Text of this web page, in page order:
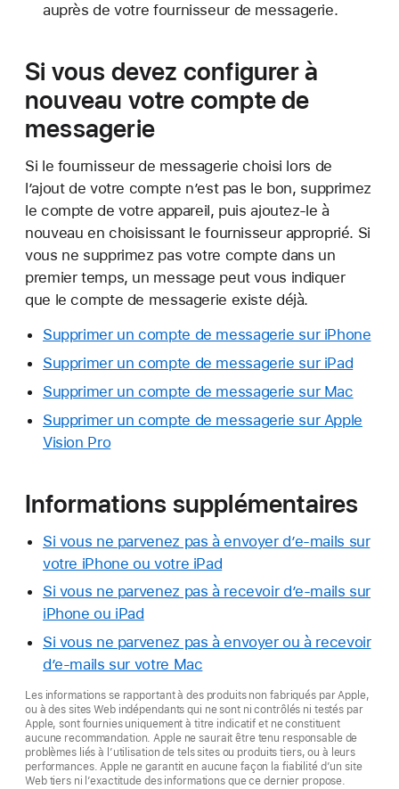
auprès de votre fournisseur de messagerie.
Si vous devez configurer à
nouveau votre compte de
messagerie
Si le fournisseur de messagerie choisi lors de
l’ajout de votre compte n’est pas le bon, supprimez
le compte de votre appareil, puis ajoutez-le à
nouveau en choisissant le fournisseur approprié. Si
vous ne supprimez pas votre compte dans un
premier temps, un message peut vous indiquer
que le compte de messagerie existe déjà.
Supprimer un compte de messagerie sur iPhone
Supprimer un compte de messagerie sur iPad
Supprimer un compte de messagerie sur Mac
Supprimer un compte de messagerie sur Apple
Vision Pro
Informations supplémentaires
Si vous ne parvenez pas à envoyer d’e-mails sur
votre iPhone ou votre iPad
Si vous ne parvenez pas à recevoir d’e-mails sur
iPhone ou iPad
Si vous ne parvenez pas à envoyer ou à recevoir
d’e-mails sur votre Mac
Les informations se rapportant à des produits non fabriqués par Apple,
ou à des sites Web indépendants qui ne sont ni contrôlés ni testés par
Apple, sont fournies uniquement à titre indicatif et ne constituent
aucune recommandation. Apple ne saurait être tenu responsable de
problèmes liés à l’utilisation de tels sites ou produits tiers, ou à leurs
performances. Apple ne garantit en aucune façon la fiabilité d’un site
Web tiers ni l’exactitude des informations que ce dernier propose.